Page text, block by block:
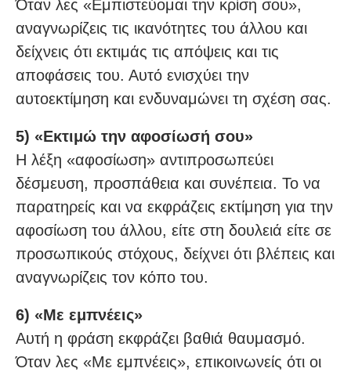
Όταν λες «Εμπιστεύομαι την κρίση σου»,
αναγνωρίζεις τις ικανότητες του άλλου και
δείχνεις ότι εκτιμάς τις απόψεις και τις
αποφάσεις του. Αυτό ενισχύει την
αυτοεκτίμηση και ενδυναμώνει τη σχέση σας.
5) «Εκτιμώ την αφοσίωσή σου»
Η λέξη «αφοσίωση» αντιπροσωπεύει
δέσμευση, προσπάθεια και συνέπεια. Το να
παρατηρείς και να εκφράζεις εκτίμηση για την
αφοσίωση του άλλου, είτε στη δουλειά είτε σε
προσωπικούς στόχους, δείχνει ότι βλέπεις και
αναγνωρίζεις τον κόπο του.
6) «Με εμπνέεις»
Αυτή η φράση εκφράζει βαθιά θαυμασμό.
Όταν λες «Με εμπνέεις», επικοινωνείς ότι οι